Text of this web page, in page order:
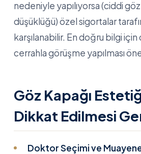
nedeniyle yapılıyorsa (ciddi
düşüklüğü) özel sigortalar
karşılanabilir. En doğru bilgi
cerrahla görüşme yapılması
Göz Kapağı
Dikkat Edilmesi
Doktor Seçimi ve